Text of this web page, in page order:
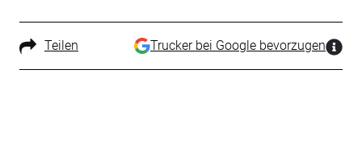
Teilen Trucker bei Google bevorzugen